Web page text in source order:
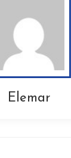
Elemar